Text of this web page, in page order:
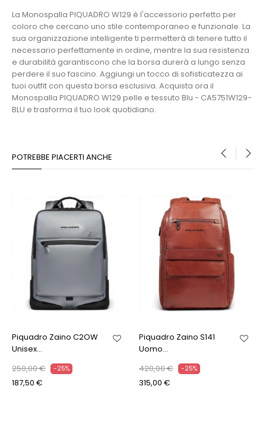
La Monospalla PIQUADRO W129 è l'accessorio perfetto per
coloro che cercano uno stile contemporaneo e funzionale. La
sua organizzazione intelligente ti permetterà di tenere tutto il
necessario perfettamente in ordine, mentre la sua resistenza
e durabilità garantiscono che la borsa durerà a lungo senza
perdere il suo fascino. Aggiungi un tocco di sofisticatezza ai
tuoi outfit con questa borsa esclusiva. Acquista ora il
Monospalla PIQUADRO W129 pelle e tessuto Blu - CA5751W129-
BLU e trasforma il tuo look quotidiano.
POTREBBE PIACERTI ANCHE
Piquadro Zaino C2OW
Unisex...
250,00 €
-25%
187,50 €
Piquadro Zaino S141
Uomo...
420,00 €
-25%
315,00 €